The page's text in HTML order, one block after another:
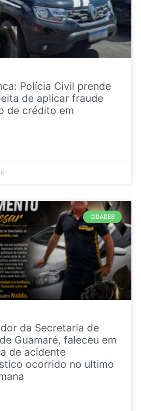
Polícia Civil prende
de aplicar fraude
de crédito em
CIDADES
da Secretaria de
Guamaré, faleceu em
de acidente
ocorrido no ultimo